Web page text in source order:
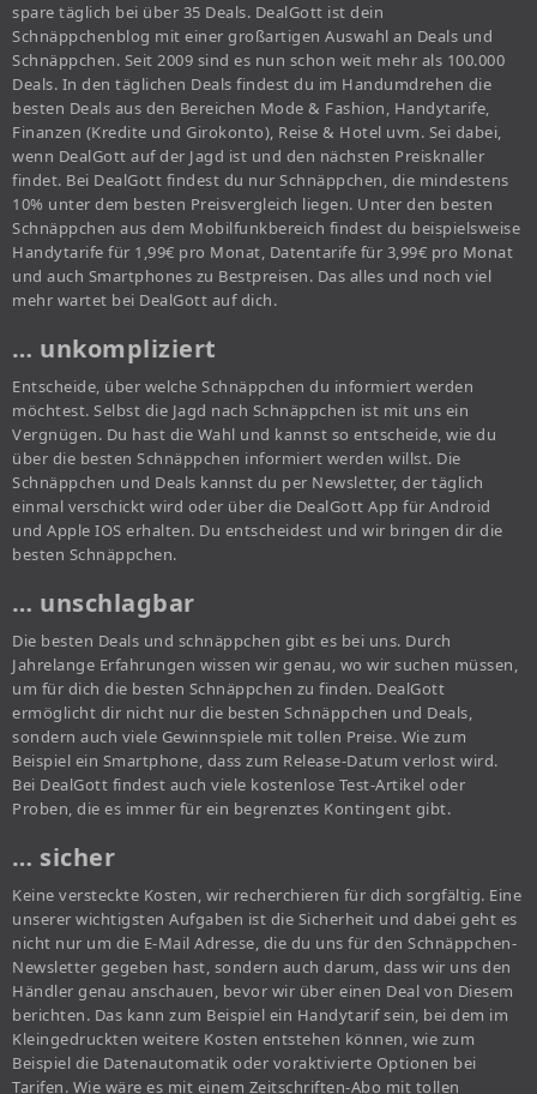
spare täglich bei über 35 Deals. DealGott ist dein
Schnäppchenblog mit einer großartigen Auswahl an Deals und
Schnäppchen. Seit 2009 sind es nun schon weit mehr als 100.000
Deals. In den täglichen Deals findest du im Handumdrehen die
besten Deals aus den Bereichen Mode & Fashion, Handytarife,
Finanzen (Kredite und Girokonto), Reise & Hotel uvm. Sei dabei,
wenn DealGott auf der Jagd ist und den nächsten Preisknaller
findet. Bei DealGott findest du nur Schnäppchen, die mindestens
10% unter dem besten Preisvergleich liegen. Unter den besten
Schnäppchen aus dem Mobilfunkbereich findest du beispielsweise
Handytarife für 1,99€ pro Monat, Datentarife für 3,99€ pro Monat
und auch Smartphones zu Bestpreisen. Das alles und noch viel
mehr wartet bei DealGott auf dich.
… unkompliziert
Entscheide, über welche Schnäppchen du informiert werden
möchtest. Selbst die Jagd nach Schnäppchen ist mit uns ein
Vergnügen. Du hast die Wahl und kannst so entscheide, wie du
über die besten Schnäppchen informiert werden willst. Die
Schnäppchen und Deals kannst du per Newsletter, der täglich
einmal verschickt wird oder über die DealGott App für Android
und Apple IOS erhalten. Du entscheidest und wir bringen dir die
besten Schnäppchen.
… unschlagbar
Die besten Deals und schnäppchen gibt es bei uns. Durch
Jahrelange Erfahrungen wissen wir genau, wo wir suchen müssen,
um für dich die besten Schnäppchen zu finden. DealGott
ermöglicht dir nicht nur die besten Schnäppchen und Deals,
sondern auch viele Gewinnspiele mit tollen Preise. Wie zum
Beispiel ein Smartphone, dass zum Release-Datum verlost wird.
Bei DealGott findest auch viele kostenlose Test-Artikel oder
Proben, die es immer für ein begrenztes Kontingent gibt.
… sicher
Keine versteckte Kosten, wir recherchieren für dich sorgfältig. Eine
unserer wichtigsten Aufgaben ist die Sicherheit und dabei geht es
nicht nur um die E-Mail Adresse, die du uns für den Schnäppchen-
Newsletter gegeben hast, sondern auch darum, dass wir uns den
Händler genau anschauen, bevor wir über einen Deal von Diesem
berichten. Das kann zum Beispiel ein Handytarif sein, bei dem im
Kleingedruckten weitere Kosten entstehen können, wie zum
Beispiel die Datenautomatik oder voraktivierte Optionen bei
Tarifen. Wie wäre es mit einem Zeitschriften-Abo mit tollen